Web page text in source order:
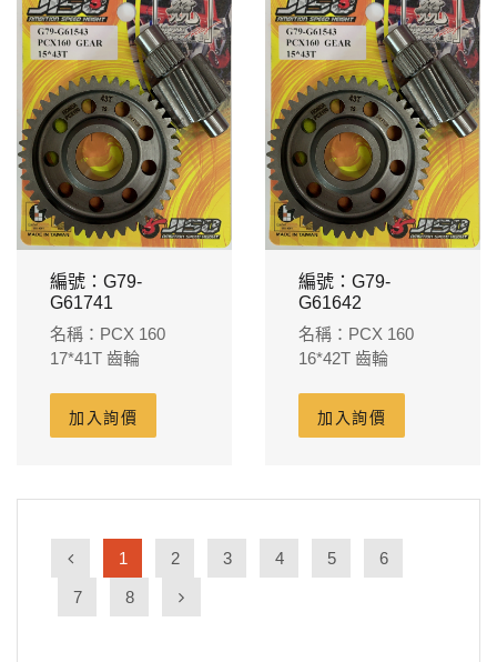
編號：G79-
G61741
名稱：PCX 160
17*41T 齒輪
加入詢價
編號：G79-
G61642
名稱：PCX 160
16*42T 齒輪
加入詢價
1 2 3 4 5 6
7 8